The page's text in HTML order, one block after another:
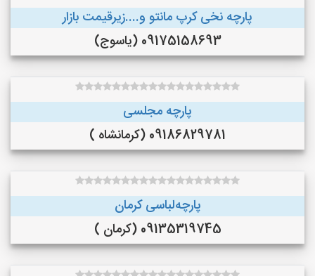
پارچه نخی کرپ مانتو و....زیرقیمت بازار
09175158693 (یاسوج)
پارچه مجلسی
09186829781 (کرمانشاه )
پارچه‌لباسی کرمان
09135319745 (کرمان )